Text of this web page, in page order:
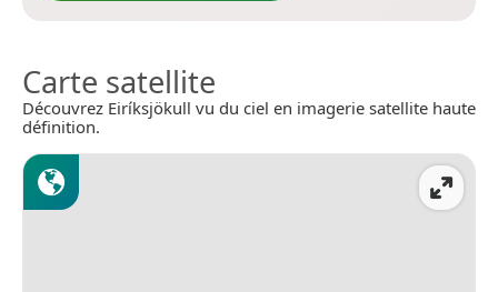
Carte satellite
Découvrez Eiríksjökull vu du ciel en imagerie satellite haute
définition.